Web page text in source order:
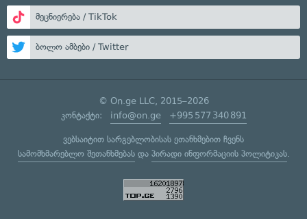
მეცნიერება / TikTok
ბოლო ამბები / Twitter
© On.ge LLC, 2015–2026
კონტაქტი: info@on.ge +995 577 340 891
ვებსაიტით სარგებლობისას ეთანხმებით ჩვენს
სამომხმარებლო შეთანხმებასდა პირადი ინფორმაციის პოლიტიკას.